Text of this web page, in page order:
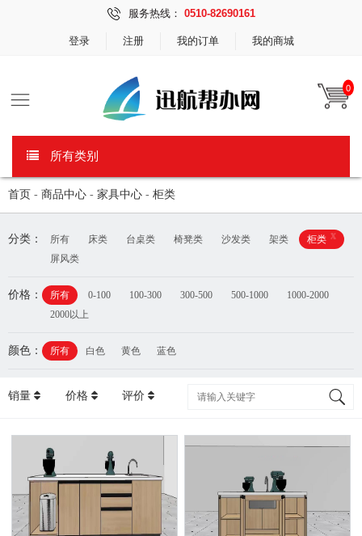
服务热线： 0510-82690161
登录 注册 我的订单 我的商城
0
所有类别
首页 - 商品中心 - 家具中心 - 柜类
分类： 所有 床类 台桌类 椅凳类 沙发类 架类 柜类 x
屏风类
价格： 所有 0-100 100-300 300-500 500-1000
1000-2000
2000以上
颜色： 所有 白色 黄色 蓝色
销量 价格 评价